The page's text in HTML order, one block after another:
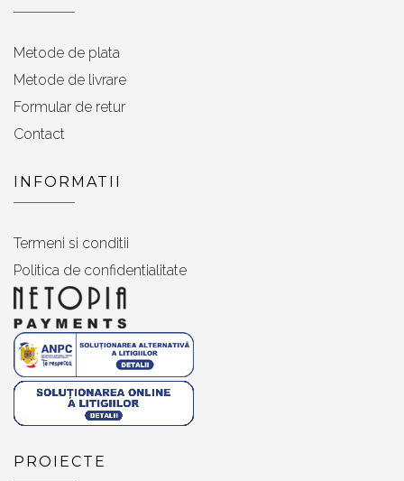
Metode de plata
Metode de livrare
Formular de retur
Contact
INFORMATII
Termeni si conditii
Politica de confidentialitate
PROIECTE